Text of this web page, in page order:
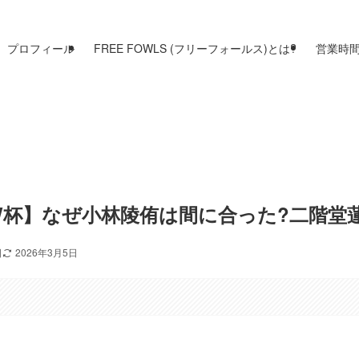
プロフィール FREE FOWLS (フリーフォールス)とは? 営業時
】なぜ小林陵侑は間に合った?二階堂
2026年3月5日